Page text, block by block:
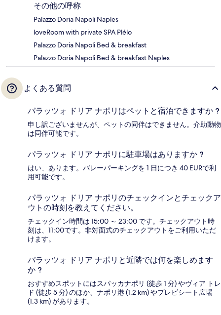
その他の呼称
Palazzo Doria Napoli Naples
loveRoom with private SPA Plélo
Palazzo Doria Napoli Bed & breakfast
Palazzo Doria Napoli Bed & breakfast Naples
よくある質問
パラッツォ ドリア ナポリはペットと宿泊できますか ?
申し訳ございませんが、ペットの同伴はできません。介助動物
は同伴可能です。
パラッツォ ドリア ナポリに駐車場はありますか ?
はい、あります。バレーパーキングを 1 日につき 40 EURで利
用可能です。
パラッツォ ドリア ナポリのチェックインとチェックア
ウトの時刻を教えてください。
チェックイン時間は 15:00 ～ 23:00 です。チェックアウト時
刻は、11:00です。非対面式のチェックアウトをご利用いただ
けます。
パラッツォ ドリア ナポリと近隣では何を楽しめます
か ?
おすすめスポットにはスパッカナポリ (徒歩 1 分) やヴィア トレ
ド (徒歩 5 分) のほか、ナポリ港 (1.2 km) やプレビシート広場
(1.3 km) があります。